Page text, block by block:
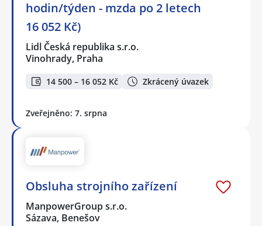
hodin/týden - mzda po 2 letech
16 052 Kč)
Lidl Česká republika s.r.o.
Vinohrady, Praha
14 500 – 16 052 Kč Zkrácený úvazek
Zveřejněno: 7. srpna
Obsluha strojního zařízení
ManpowerGroup s.r.o.
Sázava, Benešov